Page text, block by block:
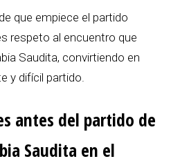
que empiece el partido
respeto al encuentro que
Saudita, convirtiendo en
y difícil partido.
antes del partido de
Saudita en el